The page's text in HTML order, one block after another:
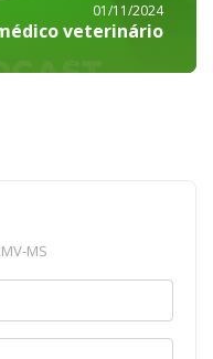
01/11/2024
veterinário
MS